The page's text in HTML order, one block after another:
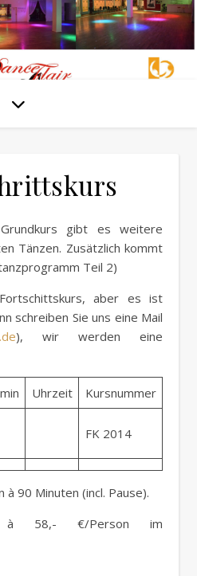
Tänzen. Zusätzlich kommt
Teil 2)
aber es ist
schreiben Sie uns eine Mail
), wir werden eine
Uhrzeit Kursnummer
FK 2014
à 90 Minuten (incl. Pause).
58,- €/Person im